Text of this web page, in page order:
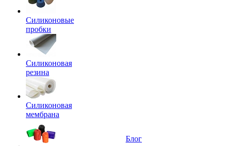
Силиконовые
пробки
Силиконовая
резина
Силиконовая
мембрана
Блог